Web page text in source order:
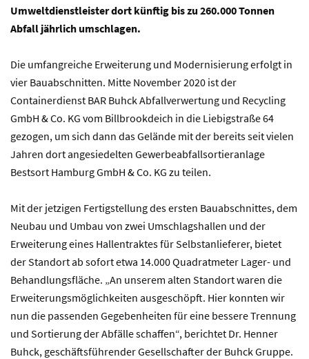
Umweltdienstleister dort künftig bis zu 260.000 Tonnen
Abfall jährlich umschlagen.
Die umfangreiche Erweiterung und Modernisierung erfolgt in
vier Bauabschnitten. Mitte November 2020 ist der
Containerdienst BAR Buhck Abfallverwertung und Recycling
GmbH & Co. KG vom Billbrookdeich in die Liebigstraße 64
gezogen, um sich dann das Gelände mit der bereits seit vielen
Jahren dort angesiedelten Gewerbeabfallsortieranlage
Bestsort Hamburg GmbH & Co. KG zu teilen.
Mit der jetzigen Fertigstellung des ersten Bauabschnittes, dem
Neubau und Umbau von zwei Umschlagshallen und der
Erweiterung eines Hallentraktes für Selbstanlieferer, bietet
der Standort ab sofort etwa 14.000 Quadratmeter Lager- und
Behandlungsfläche. „An unserem alten Standort waren die
Erweiterungsmöglichkeiten ausgeschöpft. Hier konnten wir
nun die passenden Gegebenheiten für eine bessere Trennung
und Sortierung der Abfälle schaffen“, berichtet Dr. Henner
Buhck, geschäftsführender Gesellschafter der Buhck Gruppe.